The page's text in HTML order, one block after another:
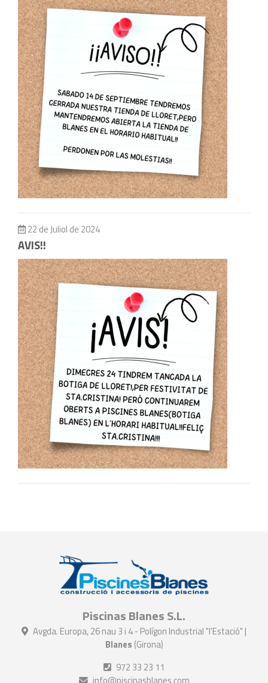
22 de Juliol de 2024
AVIS!!
Piscinas Blanes S.L.
Avgda. Europa, 26 nau 3 i 4 - Polígon Industrial "l'Estació" |
Blanes (Girona)
972 33 23 11